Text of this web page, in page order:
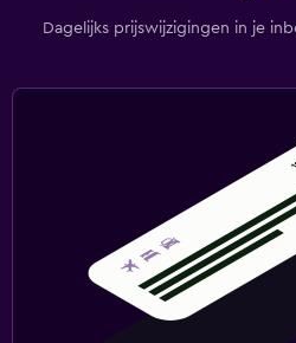
Dagelijks prijswijzigingen in je